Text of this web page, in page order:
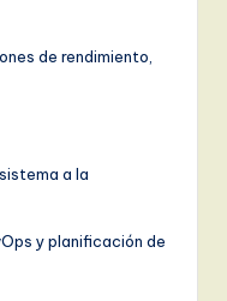
de rendimiento,
a la
y planificación de